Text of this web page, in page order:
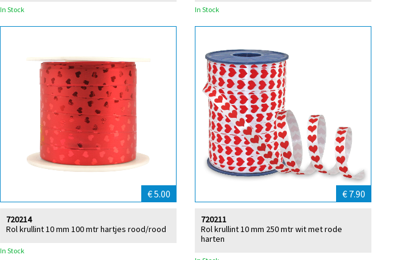
In Stock In Stock
€ 5.00
Rol krullint 10 mm 100 mtr hartjes rood/rood
720214
In Stock
€ 7.90
Rol krullint 10 mm 250 mtr wit met rode
harten
720211